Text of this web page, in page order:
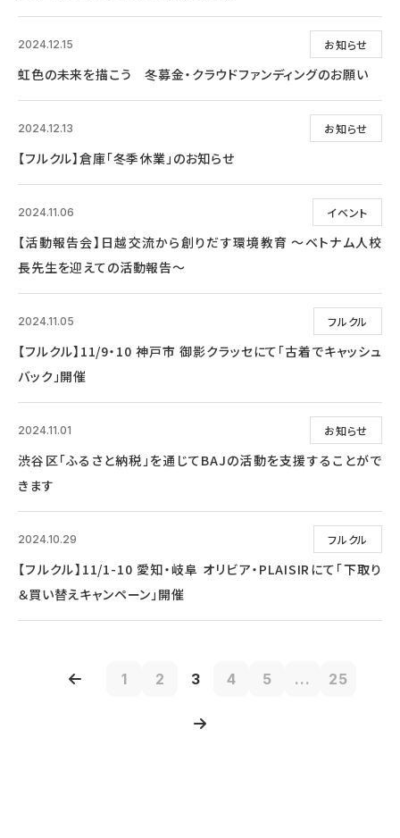
お知らせ
2024.12.15
虹色の未来を描こう 冬募金・クラウドファンディングのお願い
お知らせ
2024.12.13
【フルクル】倉庫「冬季休業」のお知らせ
イベント
2024.11.06
【活動報告会】日越交流から創りだす環境教育 ～ベトナム人校
長先生を迎えての活動報告～
フルクル
2024.11.05
【フルクル】11/9・10 神戸市 御影クラッセにて「古着でキャッシュ
バック」開催
お知らせ
2024.11.01
渋谷区「ふるさと納税」を通じてBAJの活動を支援することがで
きます
フルクル
2024.10.29
【フルクル】11/1-10 愛知・岐阜 オリビア・PLAISIRにて「下取り
＆買い替えキャンペーン」開催
1 2 3 4 5 ... 25